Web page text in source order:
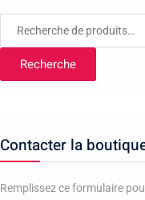
Recherche
Contacter la
Remplissez ce formulaire